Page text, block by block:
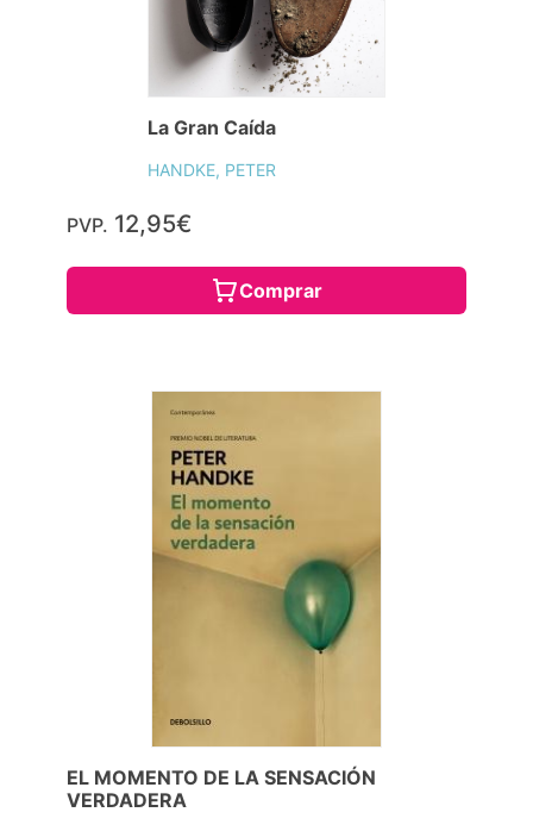
La Gran Caída
HANDKE, PETER
PVP. 12,95€
Comprar
EL MOMENTO DE LA SENSACIÓN
VERDADERA